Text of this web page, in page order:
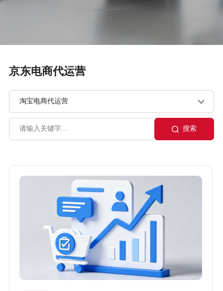
京东电商代运营
搜索